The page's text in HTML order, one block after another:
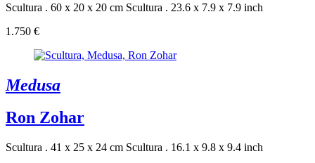
Scultura . 60 x 20 x 20 cm Scultura . 23.6 x 7.9 x 7.9 inch
1.750 €
Medusa
Ron Zohar
Scultura . 41 x 25 x 24 cm Scultura . 16.1 x 9.8 x 9.4 inch